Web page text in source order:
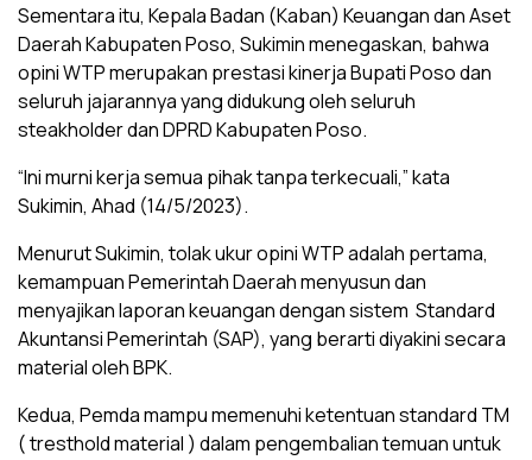
Sementara itu, Kepala Badan (Kaban) Keuangan dan Aset
Daerah Kabupaten Poso, Sukimin menegaskan, bahwa
opini WTP merupakan prestasi kinerja Bupati Poso dan
seluruh jajarannya yang didukung oleh seluruh
steakholder dan DPRD Kabupaten Poso.
“Ini murni kerja semua pihak tanpa terkecuali,” kata
Sukimin, Ahad (14/5/2023).
Menurut Sukimin, tolak ukur opini WTP adalah pertama,
kemampuan Pemerintah Daerah menyusun dan
menyajikan laporan keuangan dengan sistem Standard
Akuntansi Pemerintah (SAP), yang berarti diyakini secara
material oleh BPK.
Kedua, Pemda mampu memenuhi ketentuan standard TM
( tresthold material ) dalam pengembalian temuan untuk